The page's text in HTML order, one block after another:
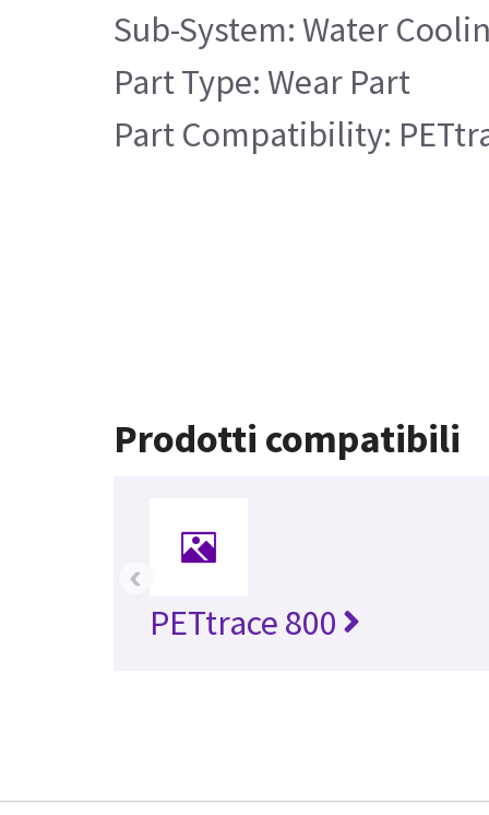
Sub-System: Water
Part Type: Wear Part
Part Compatibility:
Prodotti compatibili
PETtrace 800
‹